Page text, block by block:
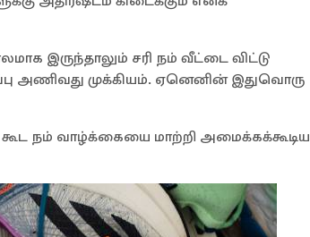
இருந்தாலும் சரி நம் வீட்டை விட்டு
அணிவது முக்கியம். ஏனெனின் இதுவொரு
கூட நம் வாழ்க்கையை மாற்றி அமைக்கக்கூடிய